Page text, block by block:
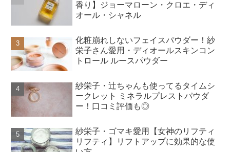
香り】ジョーマローン・クロエ・ディ
オール・シャネル
化粧崩れしないフェイスパウダー！紗
栄子さん愛用・ディオールスキンコン
トロール ルースパウダー
紗栄子・辻ちゃんも使ってるタイムシ
ークレット ミネラルプレストパウダ
ー！口コミ評価も◎
紗栄子・ゴマキ愛用【女神のリフティ
リフティ】リフトアップに効果的な使